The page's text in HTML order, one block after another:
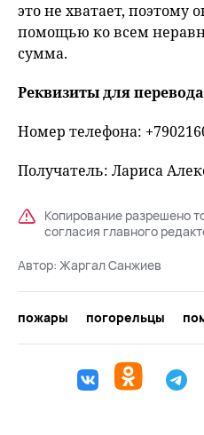
это не хватает, поэтому
помощью ко всем
сумма.
Реквизиты для перевода
Номер телефона:
Получатель: Лариса
Копирование разрешено
согласия главного
Автор: Жаргал Санжиев
пожары погорельцы